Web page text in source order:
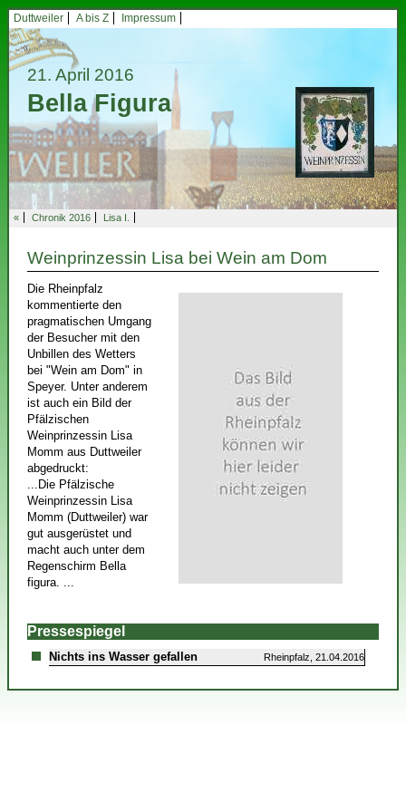
Duttweiler A bis Z Impressum
21. April 2016
Bella Figura
« Chronik 2016 Lisa I.
Weinprinzessin Lisa bei Wein am Dom
Die Rheinpfalz
kommentierte den
pragmatischen Umgang
der Besucher mit den
Unbillen des Wetters
bei "Wein am Dom" in
Speyer. Unter anderem
ist auch ein Bild der
Pfälzischen
Weinprinzessin Lisa
Momm aus Duttweiler
abgedruckt:
...Die Pfälzische
Weinprinzessin Lisa
Momm (Duttweiler) war
gut ausgerüstet und
macht auch unter dem
Regenschirm Bella
figura. ...
Pressespiegel
Nichts ins Wasser gefallen Rheinpfalz, 21.04.2016